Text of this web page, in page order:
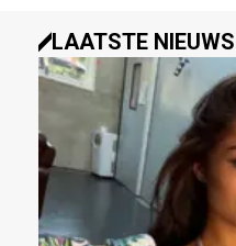
LAATSTE NIEUWS